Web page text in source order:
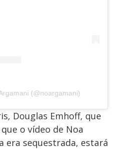
(@noargamani)
Douglas Emhoff, que
o vídeo de Noa
era sequestrada, estará